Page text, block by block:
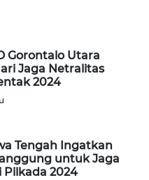
Gorontalo Utara
Jaga Netralitas
2024
Tengah Ingatkan
untuk Jaga
Pilkada 2024